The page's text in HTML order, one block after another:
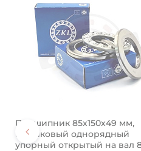
Подшипник 85х150х49 мм,
шариковый однорядный
упорный открытый на вал